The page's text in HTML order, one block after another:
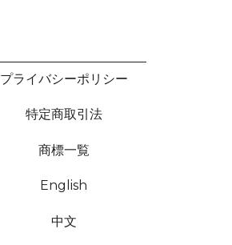
プライバシーポリシー
特定商取引法
商標一覧
English
中文